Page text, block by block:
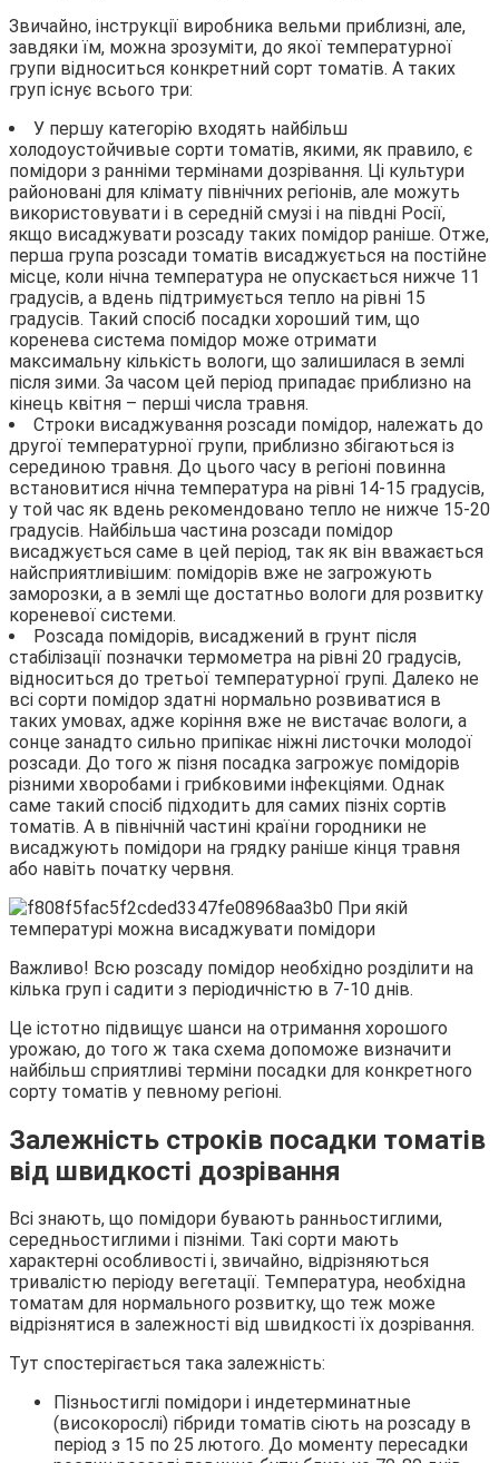
Звичайно, інструкції виробника вельми приблизні, але,
завдяки їм, можна зрозуміти, до якої температурної
групи відноситься конкретний сорт томатів. А таких
груп існує всього три:
У першу категорію входять найбільш
холодоустойчивые сорти томатів, якими, як правило, є
помідори з ранніми термінами дозрівання. Ці культури
районовані для клімату північних регіонів, але можуть
використовувати і в середній смузі і на півдні Росії,
якщо висаджувати розсаду таких помідор раніше. Отже,
перша група розсади томатів висаджується на постійне
місце, коли нічна температура не опускається нижче 11
градусів, а вдень підтримується тепло на рівні 15
градусів. Такий спосіб посадки хороший тим, що
коренева система помідор може отримати
максимальну кількість вологи, що залишилася в землі
після зими. За часом цей період припадає приблизно на
кінець квітня – перші числа травня.
Строки висаджування розсади помідор, належать до
другої температурної групи, приблизно збігаються із
серединою травня. До цього часу в регіоні повинна
встановитися нічна температура на рівні 14-15 градусів,
у той час як вдень рекомендовано тепло не нижче 15-20
градусів. Найбільша частина розсади помідор
висаджується саме в цей період, так як він вважається
найсприятливішим: помідорів вже не загрожують
заморозки, а в землі ще достатньо вологи для розвитку
кореневої системи.
Розсада помідорів, висаджений в грунт після
стабілізації позначки термометра на рівні 20 градусів,
відноситься до третьої температурної групі. Далеко не
всі сорти помідор здатні нормально розвиватися в
таких умовах, адже коріння вже не вистачає вологи, а
сонце занадто сильно припікає ніжні листочки молодої
розсади. До того ж пізня посадка загрожує помідорів
різними хворобами і грибковими інфекціями. Однак
саме такий спосіб підходить для самих пізніх сортів
томатів. А в північній частині країни городники не
висаджують помідори на грядку раніше кінця травня
або навіть початку червня.
Важливо! Всю розсаду помідор необхідно розділити на
кілька груп і садити з періодичністю в 7-10 днів.
Це істотно підвищує шанси на отримання хорошого
урожаю, до того ж така схема допоможе визначити
найбільш сприятливі терміни посадки для конкретного
сорту томатів у певному регіоні.
Залежність строків посадки томатів
від швидкості дозрівання
Всі знають, що помідори бувають ранньостиглими,
середньостиглими і пізніми. Такі сорти мають
характерні особливості і, звичайно, відрізняються
тривалістю періоду вегетації. Температура, необхідна
томатам для нормального розвитку, що теж може
відрізнятися в залежності від швидкості їх дозрівання.
Тут спостерігається така залежність:
Пізньостиглі помідори і индетерминатные
(високорослі) гібриди томатів сіють на розсаду в
період з 15 по 25 лютого. До моменту пересадки